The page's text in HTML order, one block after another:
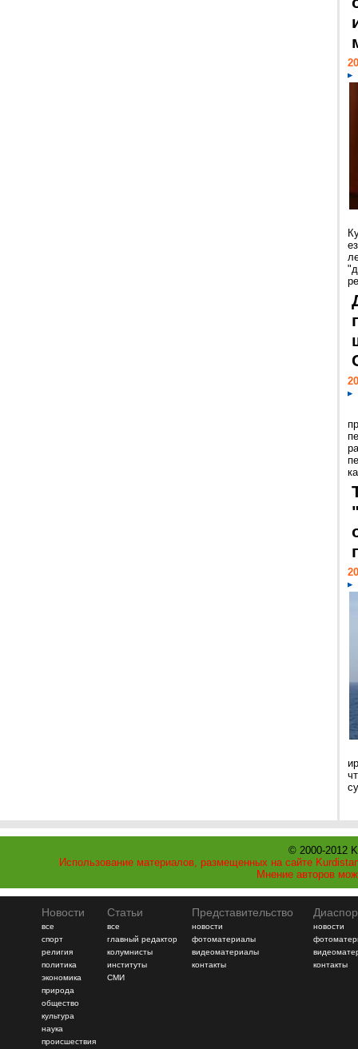
© 2000-2012
Использование материалов, размещенных на сайте
Мнение авторов
Новости
все
спорт
религия
политика
экономика
природа
общество
культура
наука
происшествия
Статьи
все
главный редактор
колумнисты
институты
СМИ
Представительство
новости
фотоматериалы
видеоматериалы
контакты
новости
контакты